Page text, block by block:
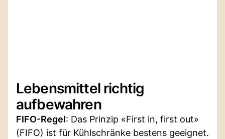
Lebensmittel richtig
aufbewahren
FIFO-Regel: Das Prinzip «First in, first out»
(FIFO) ist für Kühlschränke bestens geeignet.